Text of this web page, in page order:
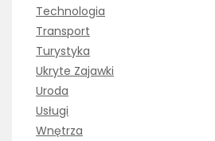
Technologia
Transport
Turystyka
Ukryte Zajawki
Uroda
Usługi
Wnętrza